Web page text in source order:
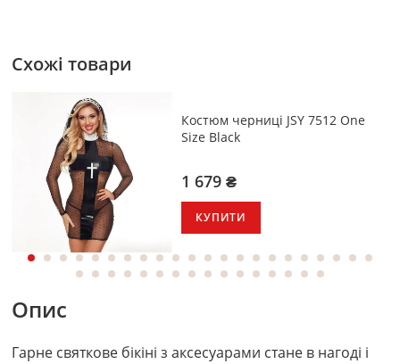
Схожі товари
Костюм черниці JSY 7512 One
Size Black
1 679 ₴
КУПИТИ
Опис
Гарне святкове бікіні з аксесуарами стане в нагоді і